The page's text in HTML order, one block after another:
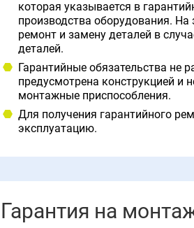
которая указывается в
производства оборудования.
ремонт и замену деталей в
деталей.
Гарантийные обязательства не
предусмотрена конструкцией и
монтажные приспособления.
Для получения гарантийного
эксплуатацию.
Гарантия на